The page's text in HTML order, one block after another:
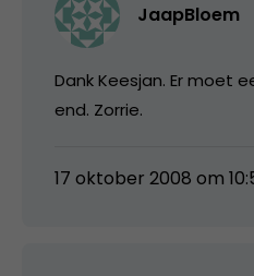
JaapBloem
Dank Keesjan. Er moet
end. Zorrie.
17 oktober 2008 om